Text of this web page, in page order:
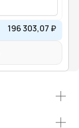
196 303,07 ₽